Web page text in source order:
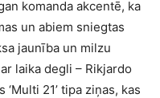
komanda akcentē, ka
un abiem sniegtas
jaunība un milzu
laika degli – Rikjardo
21’ tipa ziņas, kas